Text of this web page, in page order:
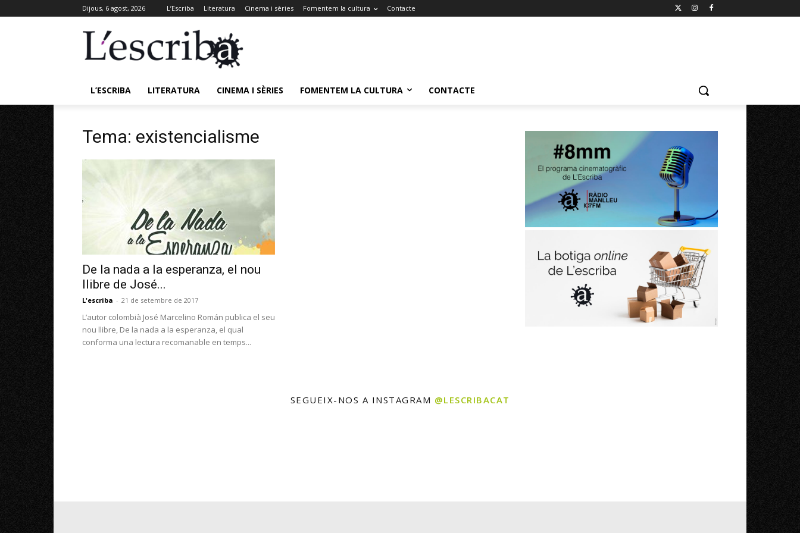
Dijous, 6 agost, 2026 L’Escriba Literatura Cinema i sèries Fomentem la cultura Contacte
L’ESCRIBA LITERATURA CINEMA I SÈRIES FOMENTEM LA CULTURA CONTACTE
Tema: existencialisme
De la nada a la esperanza, el nou
llibre de José...
L'escriba - 21 de setembre de 2017
L’autor colombià José Marcelino Román publica el seu
nou llibre, De la nada a la esperanza, el qual
conforma una lectura recomanable en temps...
SEGUEIX-NOS A INSTAGRAM @LESCRIBACAT